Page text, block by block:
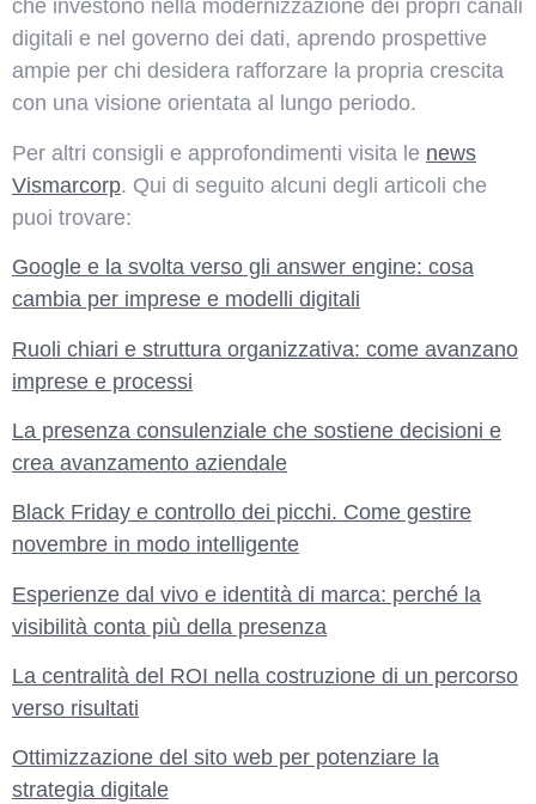
che investono nella modernizzazione dei propri canali
digitali e nel governo dei dati, aprendo prospettive
ampie per chi desidera rafforzare la propria crescita
con una visione orientata al lungo periodo.
Per altri consigli e approfondimenti visita le news
Vismarcorp. Qui di seguito alcuni degli articoli che
puoi trovare:
Google e la svolta verso gli answer engine: cosa
cambia per imprese e modelli digitali
Ruoli chiari e struttura organizzativa: come avanzano
imprese e processi
La presenza consulenziale che sostiene decisioni e
crea avanzamento aziendale
Black Friday e controllo dei picchi. Come gestire
novembre in modo intelligente
Esperienze dal vivo e identità di marca: perché la
visibilità conta più della presenza
La centralità del ROI nella costruzione di un percorso
verso risultati
Ottimizzazione del sito web per potenziare la
strategia digitale